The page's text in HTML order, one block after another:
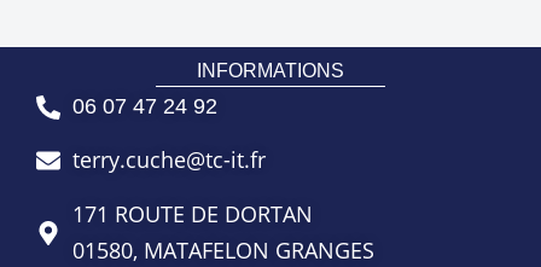
INFORMATIONS
06 07 47 24 92
terry.cuche@tc-it.fr
171 ROUTE DE DORTAN
01580, MATAFELON GRANGES